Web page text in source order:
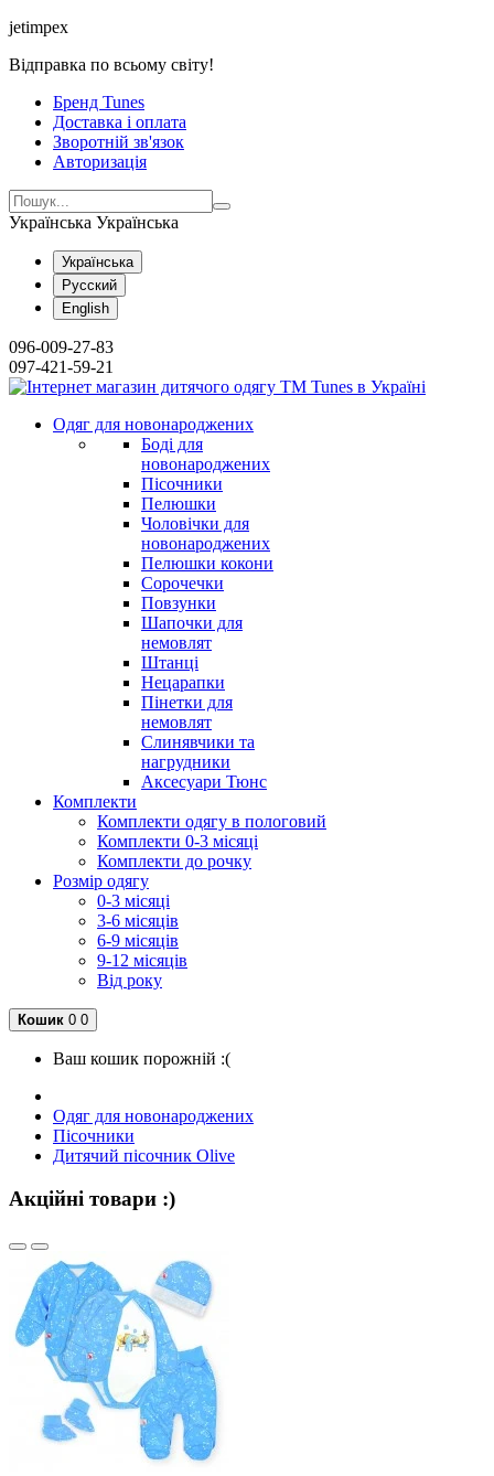
jetimpex
Відправка по всьому світу!
Бренд Tunes
Доставка і оплата
Зворотній зв'язок
Авторизація
Українська Українська
Українська
Русский
English
096-009-27-83
097-421-59-21
Одяг для новонароджених
Боді для
новонароджених
Пісочники
Пелюшки
Чоловічки для
новонароджених
Пелюшки кокони
Сорочечки
Повзунки
Шапочки для
немовлят
Штанці
Нецарапки
Пінетки для
немовлят
Слинявчики та
нагрудники
Аксесуари Тюнс
Комплекти
Комплекти одягу в пологовий
Комплекти 0-3 місяці
Комплекти до рочку
Розмір одягу
0-3 місяці
3-6 місяців
6-9 місяців
9-12 місяців
Від року
Кошик 0 0
Ваш кошик порожній :(
Одяг для новонароджених
Пісочники
Дитячий пісочник Olive
Акційні товари :)